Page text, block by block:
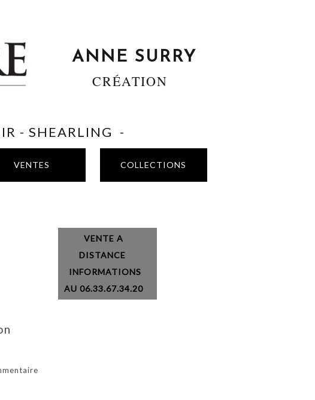
ANNE SURRY
CRÉATION
VENTE A
DISTANCE
INFORMATIONS
AU 06.33.67.34.20
- SHEARLING -
VENTES COLLECTIONS